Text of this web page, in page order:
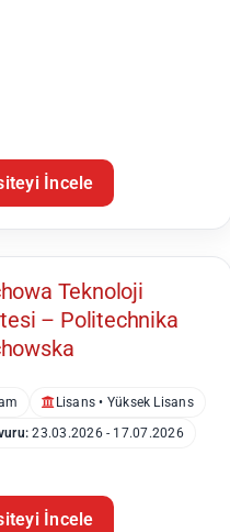
İncele
Teknoloji
– Politechnika
Lisans • Yüksek Lisans
23.03.2026 - 17.07.2026
İncele